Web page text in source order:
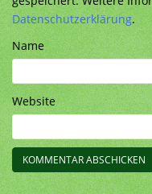
Datenschutzerklärung.
Name
Website